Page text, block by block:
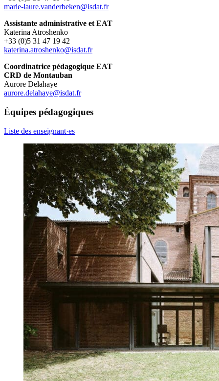
marie-laure.vanderbeken@isdat.fr
Assistante administrative et EAT
Katerina Atroshenko
+33 (0)5 31 47 19 42
katerina.atroshenko@isdat.fr
Coordinatrice pédagogique EAT
CRD de Montauban
Aurore Delahaye
aurore.delahaye@isdat.fr
Équipes pédagogiques
Liste des enseignant·es